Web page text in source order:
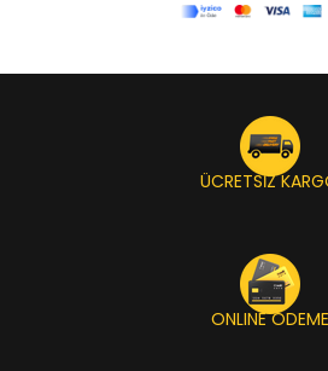
ÜCRETSİZ
ONLINE ÖDEME